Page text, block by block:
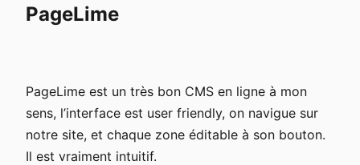
PageLime
PageLime est un très bon CMS en ligne à mon
sens, l’interface est user friendly, on navigue sur
notre site, et chaque zone éditable à son bouton.
Il est vraiment intuitif.